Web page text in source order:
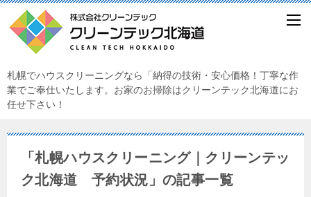
札幌でハウスクリーニングなら「納得の技術・安心価格！丁寧な作
業でご奉仕いたします。お家のお掃除はクリーンテック北海道にお
任せ下さい！
「札幌ハウスクリーニング｜クリーンテッ
ク北海道 予約状況」の記事一覧